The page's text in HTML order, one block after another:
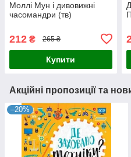
Моллі Мун і дивовижні
часомандри (тв)
212 ₴ 265 ₴
Купити
Акційні пропозиції та
–20%